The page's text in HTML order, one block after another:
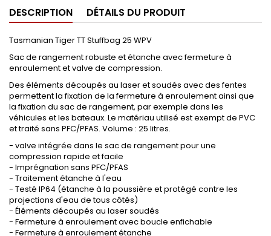
DESCRIPTION DÉTAILS DU PRODUIT
Tasmanian Tiger TT Stuffbag 25 WPV
Sac de rangement robuste et étanche avec fermeture à
enroulement et valve de compression.
Des éléments découpés au laser et soudés avec des fentes
permettent la fixation de la fermeture à enroulement ainsi que
la fixation du sac de rangement, par exemple dans les
véhicules et les bateaux. Le matériau utilisé est exempt de PVC
et traité sans PFC/PFAS. Volume : 25 litres.
- valve intégrée dans le sac de rangement pour une
compression rapide et facile
- Imprégnation sans PFC/PFAS
- Traitement étanche à l'eau
- Testé IP64 (étanche à la poussière et protégé contre les
projections d'eau de tous côtés)
- Éléments découpés au laser soudés
- Fermeture à enroulement avec boucle enfichable
- Fermeture à enroulement étanche